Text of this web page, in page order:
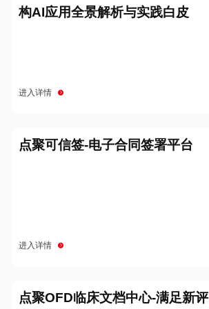
构AI应用全景解析与实践白皮
进入详情
点聚可信签-电子合同签署平台
进入详情
点聚OFD临床文档中心-满足新评